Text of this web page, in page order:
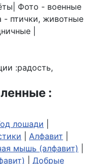
Фото - военные
- птички, животные
|
:радость,
:
лошади
Алфавит
мышь (алфавит)
Добрые